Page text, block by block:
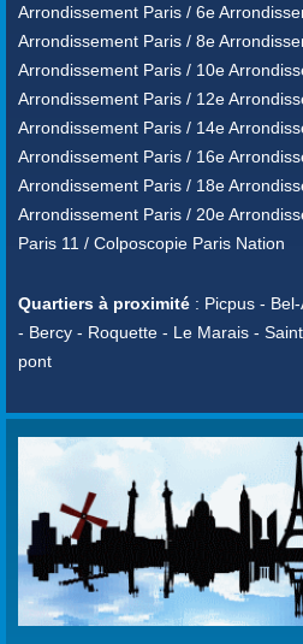
Arrondissement Paris / 6e
Arrondissement Paris / 8e
Arrondissement Paris / 10e
Arrondissement Paris / 12e
Arrondissement Paris / 14e
Arrondissement Paris / 16e
Arrondissement Paris / 18e
Arrondissement Paris / 20e
Paris 11 / Colposcopie Paris Nation
Quartiers à proximité : Picpus -
- Bercy - Roquette - Le Marais -
pont